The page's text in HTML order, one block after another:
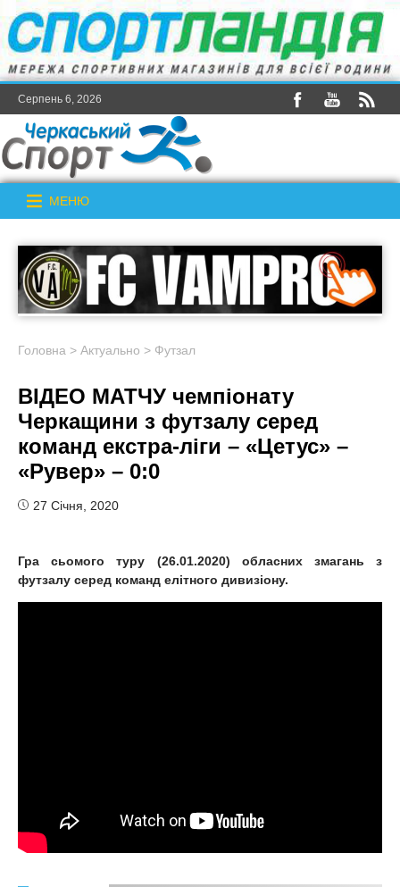
Серпень 6, 2026
МЕНЮ
Головна > Актуально > Футзал
ВІДЕО МАТЧУ чемпіонату
Черкащини з футзалу серед
команд екстра-ліги – «Цетус» –
«Рувер» – 0:0
27 Січня, 2020
Грасьомого туру (26.01.2020) обласних змагань з
футзалу серед команд елітного дивизіону.